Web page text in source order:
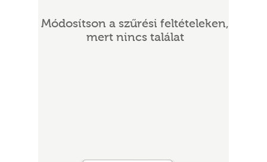
Módosítson a szűrési feltételeken,
mert nincs találat